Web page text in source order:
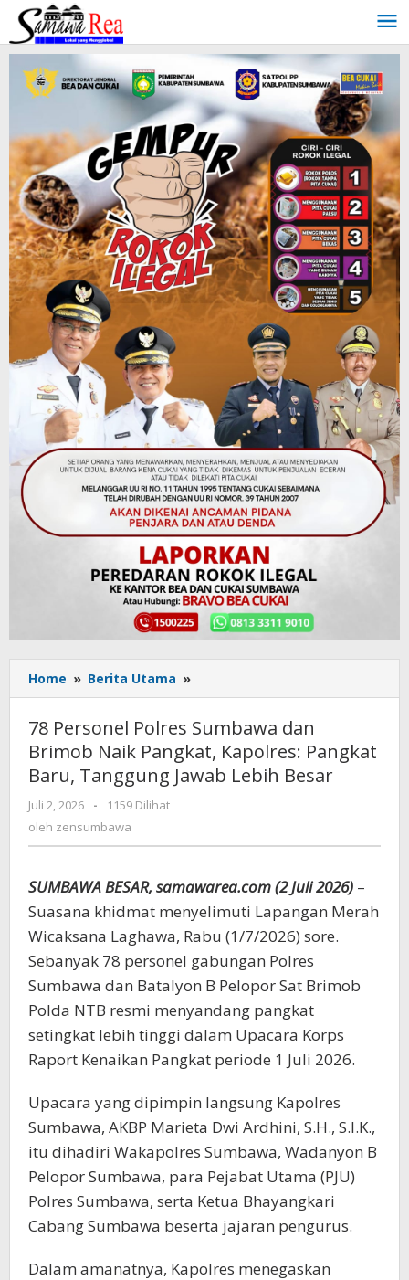
Lewati
konten
Home » Berita Utama »
Personel
Polres
Sumbawa
dan
Brimob
Pangkat
Tanggung
Jawab
Lebih
Besar
78 Personel Polres Sumbawa dan
Brimob Naik Pangkat, Kapolres: Pangkat
Baru, Tanggung Jawab Lebih Besar
Juli 2, 2026
oleh
zensumbawa
-
1159 Dilihat
oleh zensumbawa
SUMBAWA BESAR, samawarea.com (2 Juli 2026) –
Suasana khidmat menyelimuti Lapangan Merah
Wicaksana Laghawa, Rabu (1/7/2026) sore.
Sebanyak 78 personel gabungan Polres
Sumbawa dan Batalyon B Pelopor Sat Brimob
Polda NTB resmi menyandang pangkat
setingkat lebih tinggi dalam Upacara Korps
Raport Kenaikan Pangkat periode 1 Juli 2026.
Upacara yang dipimpin langsung Kapolres
Sumbawa, AKBP Marieta Dwi Ardhini, S.H., S.I.K.,
itu dihadiri Wakapolres Sumbawa, Wadanyon B
Pelopor Sumbawa, para Pejabat Utama (PJU)
Polres Sumbawa, serta Ketua Bhayangkari
Cabang Sumbawa beserta jajaran pengurus.
Dalam amanatnya, Kapolres menegaskan